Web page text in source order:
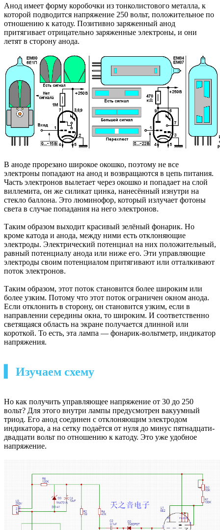
Анод имеет форму коробочки из тонколистового металла, к
которой подводится напряжение 250 вольт, положительное по
отношению к катоду. Позитивно заряженный анод
притягивает отрицательно заряженные электроны, и они
летят в сторону анода.
В аноде прорезано широкое окошко, поэтому не все
электроны попадают на анод и возвращаются в цепь питания.
Часть электронов вылетает через окошко и попадает на слой
виллемита, он же силикат цинка, нанесённый изнутри на
стекло баллона. Это люминофор, который излучает фотоны
света в случае попадания на него электронов.
Таким образом выходит красивый зелёный фонарик. Но
кроме катода и анода, между ними есть отклоняющие
электроды. Электрический потенциал на них положительный,
равный потенциалу анода или ниже его. Эти управляющие
электроды своим потенциалом притягивают или отталкивают
поток электронов.
Таким образом, этот поток становится более широким или
более узким. Потому что этот поток ограничен окном анода.
Если отклонить в сторону, он становится узким, если в
направлении середины окна, то широким. И соответственно
светящаяся область на экране получается длинной или
короткой. То есть, эта лампа — фонарик-вольтметр, индикатор
напряжения.
▍ Изучаем схему
Но как получить управляющее напряжение от 30 до 250
вольт? Для этого внутри лампы предусмотрен вакуумный
триод. Его анод соединен с отклоняющим электродом
индикатора, а на сетку подаётся от нуля до минус пятнадцати-
двадцати вольт по отношению к катоду. Это уже удобное
напряжение.